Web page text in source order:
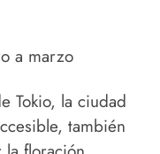
a marzo
Tokio, la ciudad
también